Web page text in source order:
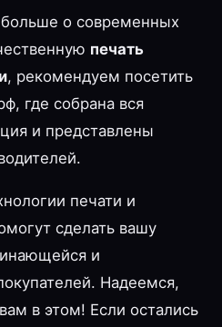
больше о современных
печать
, рекомендуем посетить
где собрана вся
и представлены
печати и
сделать вашу
и
Надеемся,
в этом! Если остались